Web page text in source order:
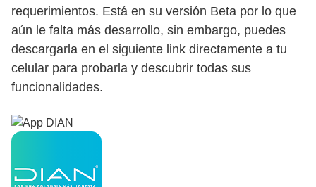
requerimientos. Está en su versión Beta por lo que
aún le falta más desarrollo, sin embargo, puedes
descargarla en el siguiente link directamente a tu
celular para probarla y descubrir todas sus
funcionalidades.